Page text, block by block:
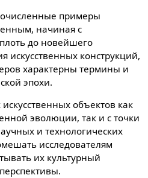
примеры
начиная с
до новейшего
искусственных конструкций,
характерны термины и
эпохи.
объектов как
эволюции, так и с точки
и технологических
исследователям
их культурный